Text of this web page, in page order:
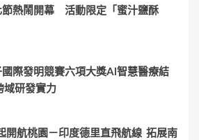
節熱鬧開幕 活動限定「蜜汁鹽酥
際發明競賽六項大獎AI智慧醫療結
域研發實力
開航桃園－印度德里直飛航線 拓展南